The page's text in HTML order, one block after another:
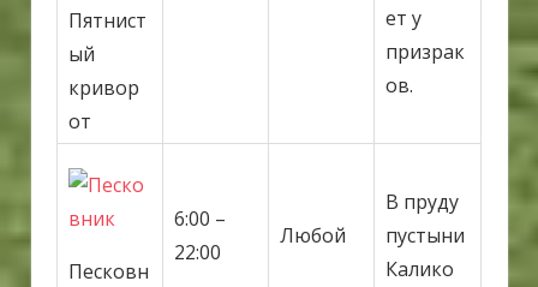
Пятнист
ый
кривор
от
ет у
призрак
ов.
Песковн
6:00 –
22:00
Любой
В пруду
пустыни
Калико